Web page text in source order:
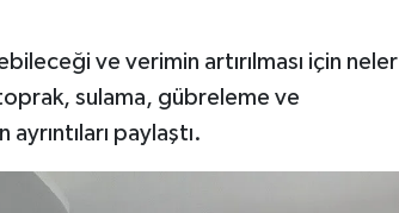
ve verimin artırılması için neler
sulama, gübreleme ve
paylaştı.